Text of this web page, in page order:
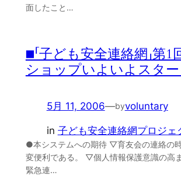
面したこと…
■「子ども安全連絡網」第1
ショップいよいよスタ
5月 11, 2006—byvoluntary
in 子ども安全連絡網プロジェ
●本システムへの期待 ▽育友会の連絡の
変便利である。 ▽個人情報保護意識の高
緊急連…